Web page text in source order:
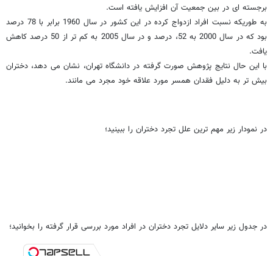
برجسته ای در بین جمعیت آن افزایش یافته است.
به طوریکه نسبت افراد ازدواج کرده در این کشور در سال 1960 برابر با 78 درصد
بود که در سال 2000 به 52، درصد و در سال 2005 به کم تر از 50 درصد کاهش
یافت.
با این حال نتایج پژوهش صورت گرفته در دانشگاه تهران، نشان می دهد، دختران
بیش تر به دلیل فقدان همسر مورد علاقه خود مجرد می مانند.
در نمودار زیر مهم ترین علل تجرد دختران را ببینید؛
در جدول زیر سایر دلایل تجرد دختران در افراد مورد بررسی قرار گرفته را بخوانید؛